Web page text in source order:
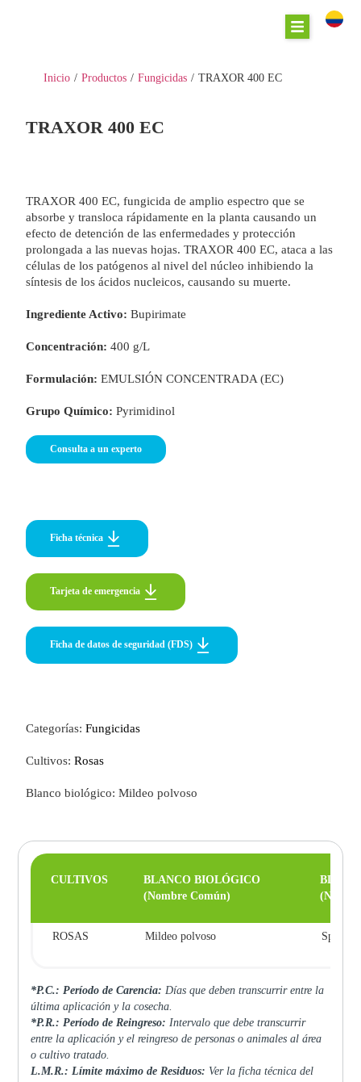
Inicio / Productos / Fungicidas / TRAXOR 400 EC
TRAXOR 400 EC
TRAXOR 400 EC, fungicida de amplio espectro que se
absorbe y transloca rápidamente en la planta causando un
efecto de detención de las enfermedades y protección
prolongada a las nuevas hojas. TRAXOR 400 EC, ataca a las
células de los patógenos al nivel del núcleo inhibiendo la
síntesis de los ácidos nucleicos, causando su muerte.
Ingrediente Activo:Bupirimate
Concentración:400 g/L
Formulación:EMULSIÓN CONCENTRADA (EC)
Grupo Químico:Pyrimidinol
Consulta a un experto
Ficha técnica
Tarjeta de emergencia
Ficha de datos de seguridad (FDS)
Categorías:Fungicidas
Cultivos:Rosas
Blanco biológico: Mildeo polvoso
CULTIVOS
BLANCO BIOLÓGICO
(Nombre Común)
ROSAS Mildeo polvoso
*P.C.: Período de Carencia: Días que deben transcurrir entre la
última aplicación y la cosecha.
*P.R.: Período de Reingreso: Intervalo que debe transcurrir
entre la aplicación y el reingreso de personas o animales al área
o cultivo tratado.
L.M.R.: Límite máximo de Residuos: Ver la ficha técnica del